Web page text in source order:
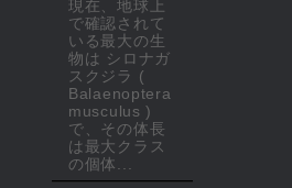
現在、地球上
で確認されて
いる最大の生
物は シロナガ
スクジラ (
Balaenoptera
musculus )
で、その体長
は最大クラス
の個体...